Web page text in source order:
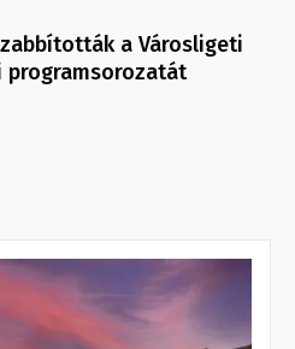
a Városligeti
programsorozatát